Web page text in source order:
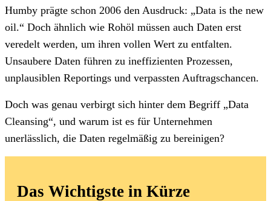
Humby prägte schon 2006 den Ausdruck: „Data is the new
oil.“ Doch ähnlich wie Rohöl müssen auch Daten erst
veredelt werden, um ihren vollen Wert zu entfalten.
Unsaubere Daten führen zu ineffizienten Prozessen,
unplausiblen Reportings und verpassten Auftragschancen.
Doch was genau verbirgt sich hinter dem Begriff „Data
Cleansing“, und warum ist es für Unternehmen
unerlässlich, die Daten regelmäßig zu bereinigen?
Das Wichtigste in Kürze